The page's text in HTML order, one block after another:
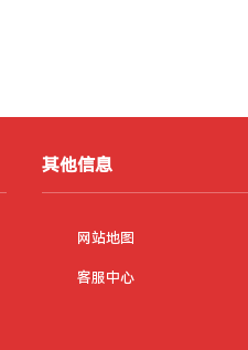
其他信息
网站地图
客服中心